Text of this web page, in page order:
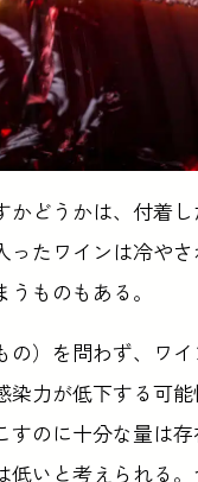
どうかは、付着
たワインは冷や
ものもある。
）を問わず、ワ
力が低下する可
のに十分な量は
いと考えられる